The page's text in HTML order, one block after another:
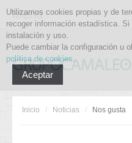
Utilizamos cookies propias y de
recoger información estadística.
instalación y uso.
Puede cambiar la configuración u
política de cookies.
Aceptar
Menu
Inicio / Noticias / Nos gusta